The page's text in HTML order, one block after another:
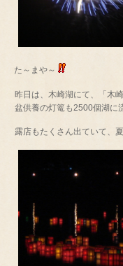
た～まや～
昨日は、木崎湖にて、「木
盆供養の灯篭も2500個湖
露店もたくさん出ていて、